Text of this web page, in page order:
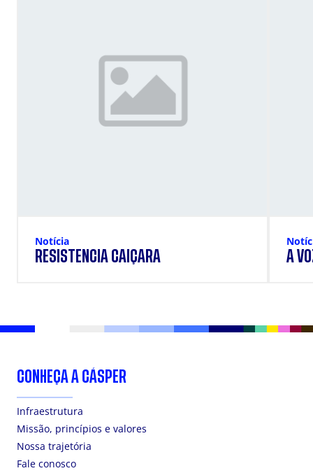
Notícia
RESISTÊNCIA CAIÇARA A
CONHEÇA A CÁSPER
Infraestrutura
Missão, princípios e valores
Nossa trajetória
Fale conosco